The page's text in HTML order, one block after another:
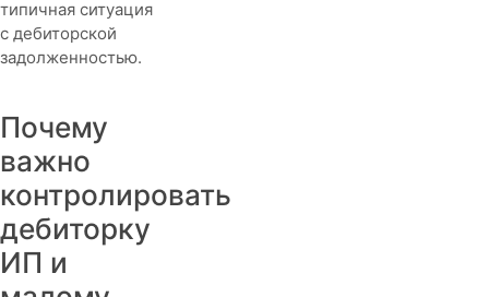
типичная ситуация
с дебиторской
задолженностью.
Почему
важно
контролировать
дебиторку
ИП и